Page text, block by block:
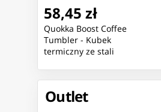
58,45 zł
Quokka Boost Coffee
Tumbler - Kubek
termiczny ze stali
Outlet